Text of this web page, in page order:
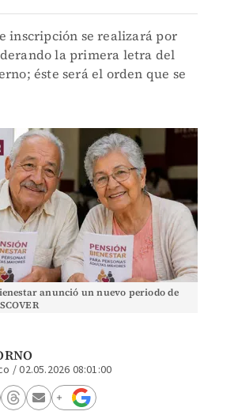
inscripción se realizará por
la primera letra del
éste será el orden que se
anunció un nuevo periodo de
/02.05.2026 08:01:00